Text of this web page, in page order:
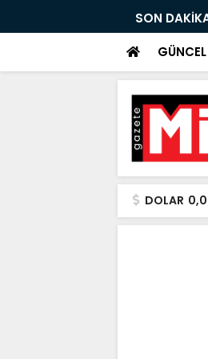
SON
ÖNEMLİ KONUK!”
GÜNCEL
DOLAR